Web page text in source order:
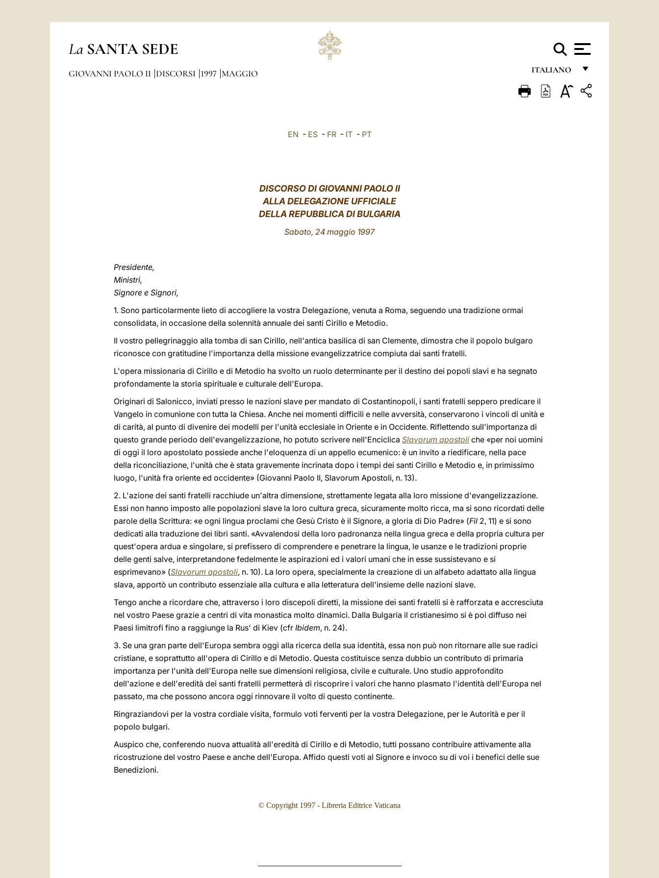
La SANTA SEDE
ITALIANO
FRANÇAIS
GIOVANNI PAOLO II DISCORSI 1997 MAGGIO
EN - ES- FR- IT- PT
DISCORSO DI GIOVANNI PAOLO II
ALLA DELEGAZIONE UFFICIALE
DELLA REPUBBLICA DI BULGARIA
Sabato, 24 maggio 1997
Presidente,
Ministri,
Signore e Signori,
1. Sono particolarmente lieto di accogliere la vostra Delegazione, venuta a Roma, seguendo una tradizione ormai
consolidata, in occasione della solennità annuale dei santi Cirillo e Metodio.
Il vostro pellegrinaggio alla tomba di san Cirillo, nell'antica basilica di san Clemente, dimostra che il popolo bulgaro
riconosce con gratitudine l'importanza della missione evangelizzatrice compiuta dai santi fratelli.
L'opera missionaria di Cirillo e di Metodio ha svolto un ruolo determinante per il destino dei popoli slavi e ha segnato
profondamente la storia spirituale e culturale dell'Europa.
Originari di Salonicco, inviati presso le nazioni slave per mandato di Costantinopoli, i santi fratelli seppero predicare il
Vangelo in comunione con tutta la Chiesa. Anche nei momenti difficili e nelle avversità, conservarono i vincoli di unità e
di carità, al punto di divenire dei modelli per l'unità ecclesiale in Oriente e in Occidente. Riflettendo sull'importanza di
questo grande periodo dell'evangelizzazione, ho potuto scrivere nell'Enciclica Slavorum apostoli che «per noi uomini
di oggi il loro apostolato possiede anche l'eloquenza di un appello ecumenico: è un invito a riedificare, nella pace
della riconciliazione, l'unità che è stata gravemente incrinata dopo i tempi dei santi Cirillo e Metodio e, in primissimo
luogo, l'unità fra oriente ed occidente» (Giovanni Paolo II, Slavorum Apostoli, n. 13).
2. L'azione dei santi fratelli racchiude un'altra dimensione, strettamente legata alla loro missione d'evangelizzazione.
Essi non hanno imposto alle popolazioni slave la loro cultura greca, sicuramente molto ricca, ma si sono ricordati delle
parole della Scrittura: «e ogni lingua proclami che Gesù Cristo è il Signore, a gloria di Dio Padre» (Fil 2, 11) e si sono
dedicati alla traduzione dei libri santi. «Avvalendosi della loro padronanza nella lingua greca e della propria cultura per
quest'opera ardua e singolare, si prefissero di comprendere e penetrare la lingua, le usanze e le tradizioni proprie
delle genti salve, interpretandone fedelmente le aspirazioni ed i valori umani che in esse sussistevano e si
esprimevano» (Slavorum apostoli, n. 10). La loro opera, specialmente la creazione di un alfabeto adattato alla lingua
slava, apportò un contributo essenziale alla cultura e alla letteratura dell'insieme delle nazioni slave.
Tengo anche a ricordare che, attraverso i loro discepoli diretti, la missione dei santi fratelli si è rafforzata e accresciuta
nel vostro Paese grazie a centri di vita monastica molto dinamici. Dalla Bulgaria il cristianesimo si è poi diffuso nei
Paesi limitrofi fino a raggiunge la Rus' di Kiev (cfr Ibidem, n. 24).
3. Se una gran parte dell'Europa sembra oggi alla ricerca della sua identità, essa non può non ritornare alle sue radici
cristiane, e soprattutto all'opera di Cirillo e di Metodio. Questa costituisce senza dubbio un contributo di primaria
importanza per l'unità dell'Europa nelle sue dimensioni religiosa, civile e culturale. Uno studio approfondito
dell'azione e dell'eredità dei santi fratelli permetterà di riscoprire i valori che hanno plasmato l'identità dell'Europa nel
passato, ma che possono ancora oggi rinnovare il volto di questo continente.
Ringraziandovi per la vostra cordiale visita, formulo voti ferventi per la vostra Delegazione, per le Autorità e per il
popolo bulgari.
Auspico che, conferendo nuova attualità all'eredità di Cirillo e di Metodio, tutti possano contribuire attivamente alla
ricostruzione del vostro Paese e anche dell'Europa. Affido questi voti al Signore e invoco su di voi i benefici delle sue
Benedizioni.
© Copyright 1997 - Libreria Editrice Vaticana